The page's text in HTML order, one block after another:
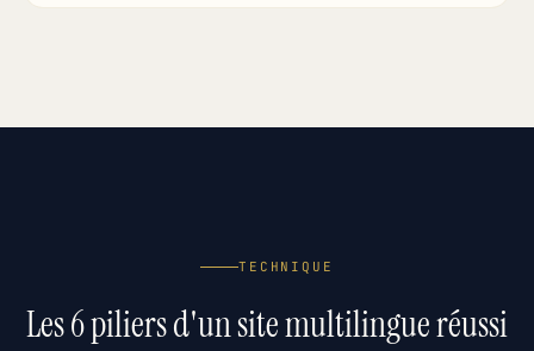
TECHNIQUE
Les 6 piliers d'un site multilingue réussi